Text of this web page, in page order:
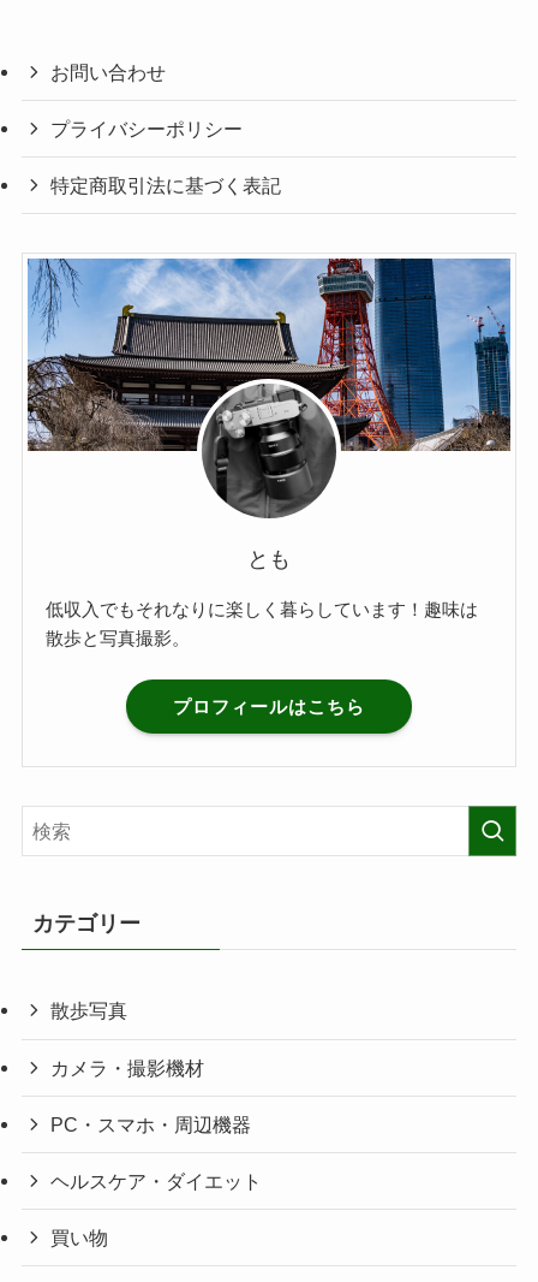
お問い合わせ
プライバシーポリシー
特定商取引法に基づく表記
とも
低収入でもそれなりに楽しく暮らしています！趣味は
散歩と写真撮影。
プロフィールはこちら
カテゴリー
散歩写真
カメラ・撮影機材
PC・スマホ・周辺機器
ヘルスケア・ダイエット
買い物